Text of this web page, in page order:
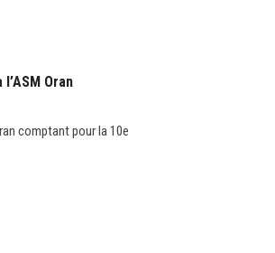
Oran
comptant pour la 10e